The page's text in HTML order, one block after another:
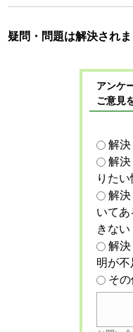
疑問・問題は解決され
アンケ
ご意見
解
解
りた
解
いて
きない
解
明が
そ